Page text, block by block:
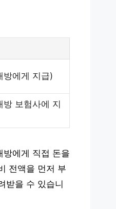
방에게 지급)
보험사에 지
방에게 직접 돈을
전액을 먼저 부
받을 수 있습니